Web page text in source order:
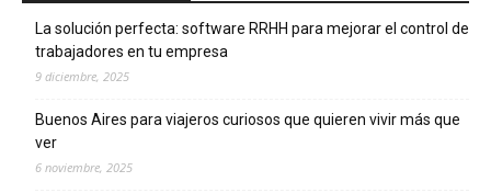
La solución perfecta: software RRHH para mejorar el control de
trabajadores en tu empresa
9 diciembre, 2025
Buenos Aires para viajeros curiosos que quieren vivir más que
ver
6 noviembre, 2025